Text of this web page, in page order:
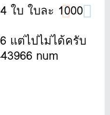
ใบ ใบละ 1000
แต่ไปไม่ได้ครับ
num